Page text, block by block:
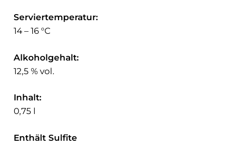
Serviertemperatur:
14 – 16 °C
Alkoholgehalt:
12,5 % vol.
Inhalt:
0,75 l
Enthält Sulfite